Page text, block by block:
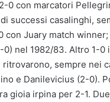
0 con marcatori
successi casalinghi,
con Juary match
nel 1982/83. Altro 1-0
sempre nei
e Danilevicius (2-0).
gioia irpina per 2-1.